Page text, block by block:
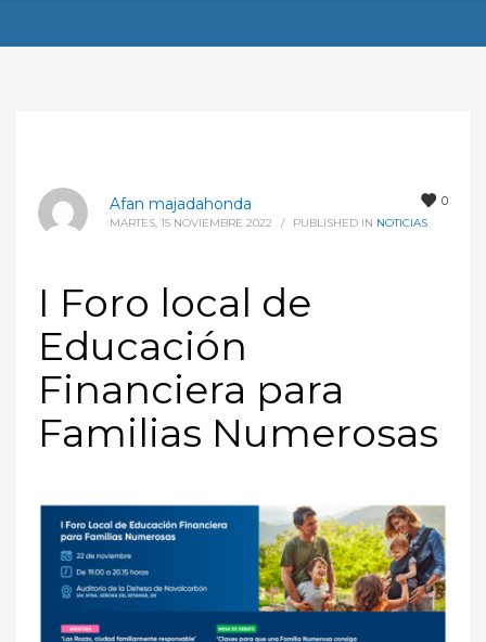
0
Afan majadahonda
MARTES, 15 NOVIEMBRE 2022 / PUBLISHED IN NOTICIAS
I Foro local de
Educación
Financiera para
Familias Numerosas